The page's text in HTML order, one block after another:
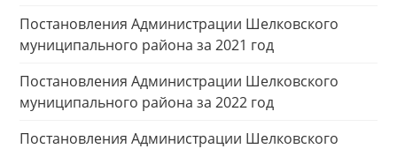
Постановления Администрации Шелковского
муниципального района за 2021 год
Постановления Администрации Шелковского
муниципального района за 2022 год
Постановления Администрации Шелковского